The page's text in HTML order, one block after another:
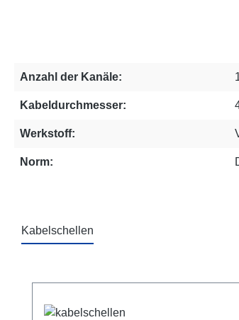
Anzahl der Kanäle:
Kabeldurchmesser:
Werkstoff:
Norm:
Kabelschellen